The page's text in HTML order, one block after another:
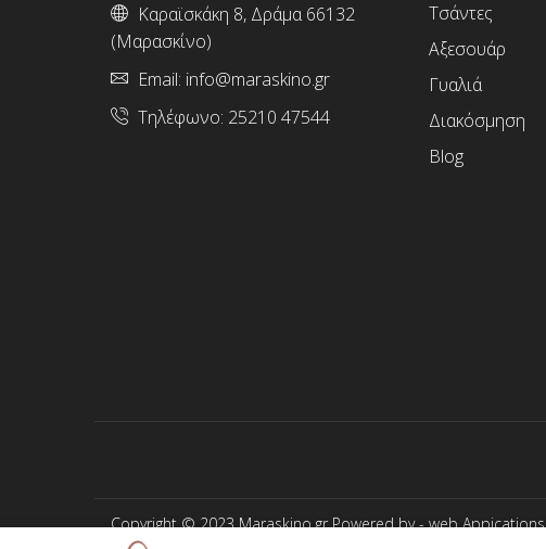
Καραϊσκάκη 8, Δράμα 66132
(Μαρασκίνο)
Email: info@maraskino.gr
Τηλέφωνο: 25210 47544
Τσάντες
Αξεσουάρ
Γυαλιά
Διακόσμηση
Blog
Copyright © 2023 Maraskino.gr Powered by -web Appications